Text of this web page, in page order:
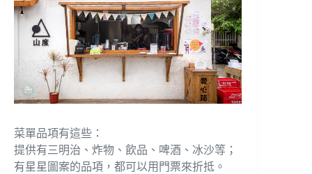
菜單品項有這些：
提供有三明治、炸物、飲品、啤酒、冰沙等；
有星星圖案的品項，都可以用門票來折抵。